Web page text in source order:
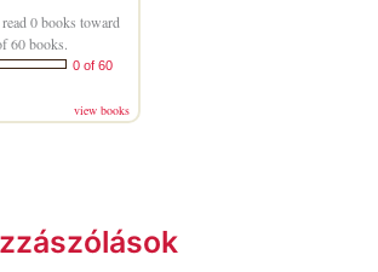
read 0 books toward
60 books.
0 of 60
view books